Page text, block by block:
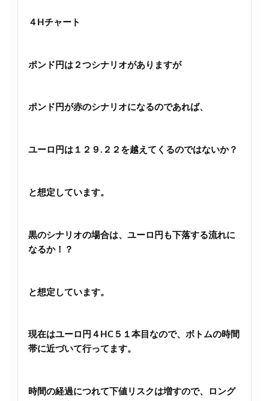
４Hチャート
ポンド円は２つシナリオがありますが
ポンド円が赤のシナリオになるのであれば、
ユーロ円は１２９.２２を越えてくるのではないか？
と想定しています。
黒のシナリオの場合は、ユーロ円も下落する流れに
なるか！？
と想定しています。
現在はユーロ円４HC５１本目なので、ボトムの時間
帯に近づいて行ってます。
時間の経過につれて下値リスクは増すので、ロング